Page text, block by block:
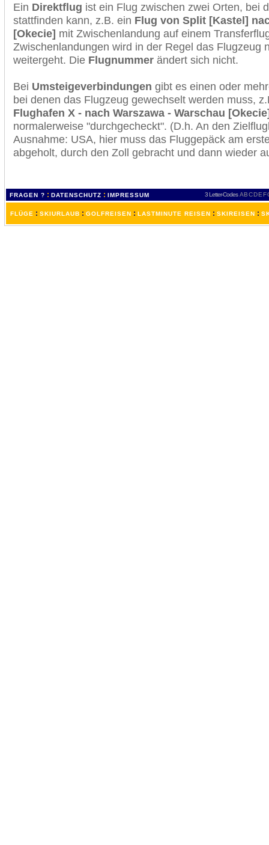
Ein Direktflug ist ein Flug zwischen zwei Orten, bei
stattfinden kann, z.B. ein Flug von Split [Kastel]
[Okecie] mit Zwischenlandung auf einem
Zwischenlandungen wird in der Regel das Flugzeug
weitergeht. Die Flugnummer ändert sich nicht.
Bei Umsteigeverbindungen gibt es einen oder
bei denen das Flugzeug gewechselt werden muss,
Flughafen X - nach Warszawa - Warschau
normalerweise "durchgecheckt". (D.h. An den
Ausnahme: USA, hier muss das Fluggepäck am
abgeholt, durch den Zoll gebracht und dann wieder
FRAGEN ? : DATENSCHUTZ : IMPRESSUM 3 Letter-Codes ABCDEF
FLÜGE : SKIURLAUB : GOLFREISEN : LASTMINUTE REISEN : SKIREISEN :